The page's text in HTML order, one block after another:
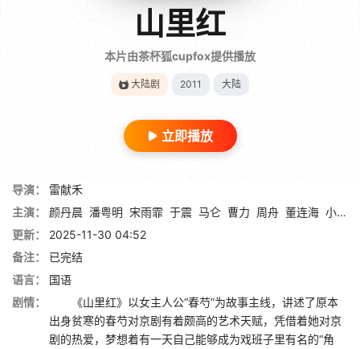
山里红
本片由茶杯狐cupfox提供播放
大陆剧 2011 大陆
立即播放
导演：
雷献禾
主演：
颜丹晨 潘粤明 宋雨霏 于震 马仑 曹力 周舟 董连海 小沈龙
更新：
2025-11-30 04:52
备注：
已完结
语言：
国语
剧情：
《山里红》以女主人公“春芍”为故事主线，讲述了原本
出身贫寒的春芍对京剧有着颇高的艺术天赋，凭借着她对京
剧的热爱，梦想着有一天自己能够成为戏班子里有名的“角